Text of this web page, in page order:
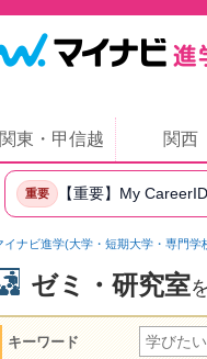
関東・甲信越 関西
重要 【重要】My
イナビ進学(大学・短期大学・専門学
ゼミ・研究室
キーワード